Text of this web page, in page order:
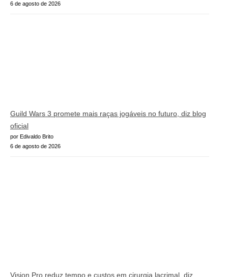
6 de agosto de 2026
Guild Wars 3 promete mais raças jogáveis no futuro, diz blog
oficial
por Edivaldo Brito
6 de agosto de 2026
Vision Pro reduz tempo e custos em cirurgia lacrimal, diz